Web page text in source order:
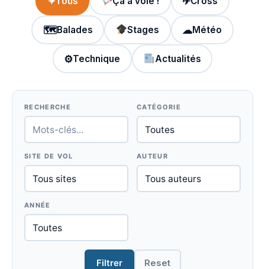
🗺Balades Stages ☁Météo
⚙Technique Actualités
RECHERCHE CATÉGORIE
SITE DE VOL AUTEUR
ANNÉE
Filtrer Reset